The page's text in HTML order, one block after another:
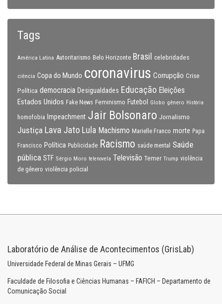
Tags
América Latina Autoritarismo Belo Horizonte Brasil celebridades
ciência Copa do Mundo coronavirus Corrupção Crise
Política democracia Desigualdades Educação Eleições
Estados Unidos Fake News Feminismo Futebol Globo gênero História
homofobia Impeachment Jair Bolsonaro Jornalismo
Justiça Lava Jato Lula Machismo Marielle Franco morte Papa
Francisco Política Publicidade Racismo saúde mental
Saúde
pública STF Sérgio Moro telenovela Televisão Temer Trump violência
de gênero violência policial
Laboratório de Análise de Acontecimentos (GrisLab)
Universidade Federal de Minas Gerais – UFMG
Faculdade de Filosofia e Ciências Humanas – FAFICH – Departamento de
Comunicação Social